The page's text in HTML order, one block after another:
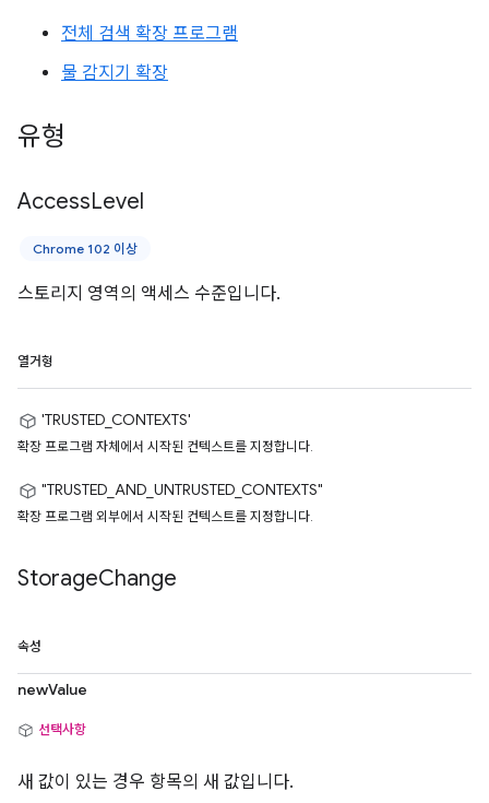
전체 검색 확장 프로그램
물 감지기 확장
유형
AccessLevel
Chrome 102 이상
스토리지 영역의 액세스 수준입니다.
열거형
'TRUSTED_CONTEXTS'
확장 프로그램 자체에서 시작된 컨텍스트를 지정합니다.
"TRUSTED_AND_UNTRUSTED_CONTEXTS"
확장 프로그램 외부에서 시작된 컨텍스트를 지정합니다.
StorageChange
속성
newValue
선택사항
새 값이 있는 경우 항목의 새 값입니다.